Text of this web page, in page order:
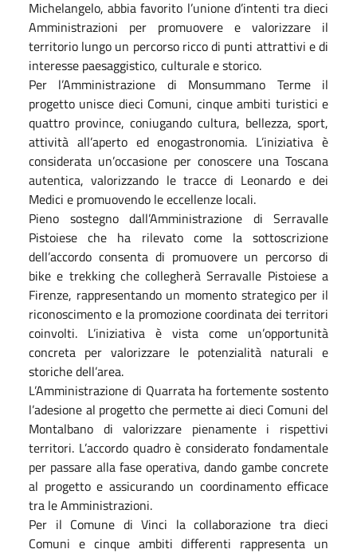
Michelangelo, abbia favorito l’unione d’intenti tra dieci
Amministrazioni per promuovere e valorizzare il
territorio lungo un percorso ricco di punti attrattivi e di
interesse paesaggistico, culturale e storico.
Per l’Amministrazione di Monsummano Terme il
progetto unisce dieci Comuni, cinque ambiti turistici e
quattro province, coniugando cultura, bellezza, sport,
attività all’aperto ed enogastronomia. L’iniziativa è
considerata un’occasione per conoscere una Toscana
autentica, valorizzando le tracce di Leonardo e dei
Medici e promuovendo le eccellenze locali.
Pieno sostegno dall’Amministrazione di Serravalle
Pistoiese che ha rilevato come la sottoscrizione
dell’accordo consenta di promuovere un percorso di
bike e trekking che collegherà Serravalle Pistoiese a
Firenze, rappresentando un momento strategico per il
riconoscimento e la promozione coordinata dei territori
coinvolti. L’iniziativa è vista come un’opportunità
concreta per valorizzare le potenzialità naturali e
storiche dell’area.
L’Amministrazione di Quarrata ha fortemente sostento
l’adesione al progetto che permette ai dieci Comuni del
Montalbano di valorizzare pienamente i rispettivi
territori. L’accordo quadro è considerato fondamentale
per passare alla fase operativa, dando gambe concrete
al progetto e assicurando un coordinamento efficace
tra le Amministrazioni.
Per il Comune di Vinci la collaborazione tra dieci
Comuni e cinque ambiti differenti rappresenta un